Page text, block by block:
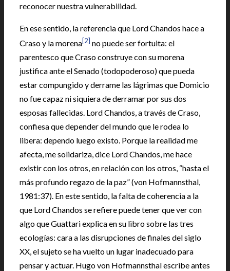
reconocer nuestra vulnerabilidad.
En ese sentido, la referencia que Lord Chandos hace a
Craso y la morena[2] no puede ser fortuita: el
parentesco que Craso construye con su morena
justifica ante el Senado (todopoderoso) que pueda
estar compungido y derrame las lágrimas que Domicio
no fue capaz ni siquiera de derramar por sus dos
esposas fallecidas. Lord Chandos, a través de Craso,
confiesa que depender del mundo que le rodea lo
libera: dependo luego existo. Porque la realidad me
afecta, me solidariza, dice Lord Chandos, me hace
existir con los otros, en relación con los otros, “hasta el
más profundo regazo de la paz” (von Hofmannsthal,
1981:37). En este sentido, la falta de coherencia a la
que Lord Chandos se refiere puede tener que ver con
algo que Guattari explica en su libro sobre las tres
ecologías: cara a las disrupciones de finales del siglo
XX, el sujeto se ha vuelto un lugar inadecuado para
pensar y actuar. Hugo von Hofmannsthal escribe antes